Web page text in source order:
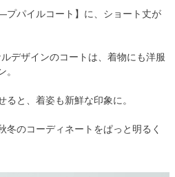
パイルコート】に、ショート丈が
デザインのコートは、着物にも洋服
。
と、着姿も新鮮な印象に。
冬のコーディネートをぱっと明るく